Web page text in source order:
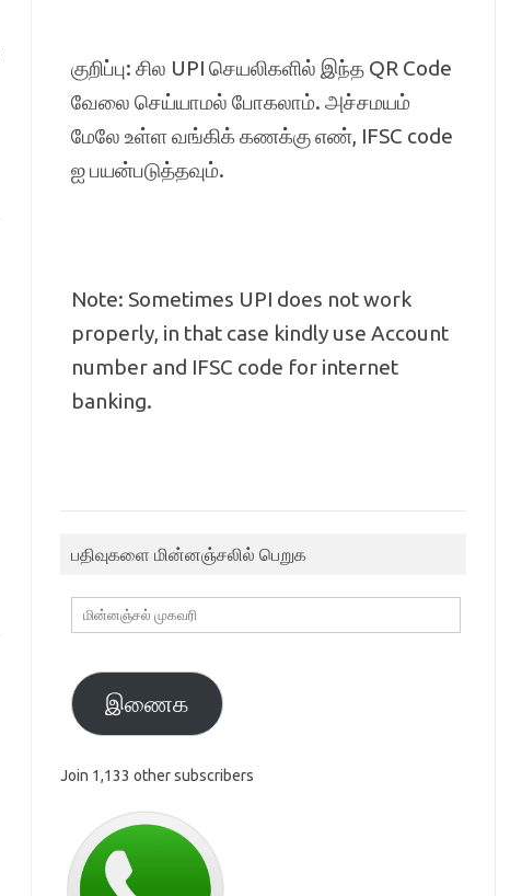
குறிப்பு: சில UPI செயலிகளில் இந்த QR Code
வேலை செய்யாமல் போகலாம். அச்சமயம்
மேலே உள்ள வங்கிக் கணக்கு எண், IFSC code
ஐ பயன்படுத்தவும்.
Note: Sometimes UPI does not work
properly, in that case kindly use Account
number and IFSC code for internet
banking.
பதிவுகளை மின்னஞ்சலில் பெறுக
மின்னஞ்சல்
முகவரி
இணைக
Join 1,133 other subscribers